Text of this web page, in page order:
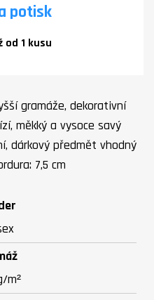
potisk
od 1 kusu
gramáže, dekorativní
měkký a vysoce savý
dárkový předmět vhodný
7,5 cm
m²